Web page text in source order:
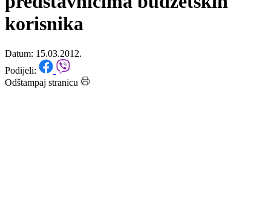
Održan sastanak sa
predstavnicima budžetskih
korisnika
Datum: 15.03.2012.